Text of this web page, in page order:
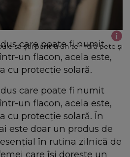
să știi pentru un ten fără pete și
care poate fi numit
un flacon, acela este,
cu protecție solară.
care poate fi numit
un flacon, acela este,
cu protecție solară. În
este doar un produs de
în rutina zilnică de
care își dorește un